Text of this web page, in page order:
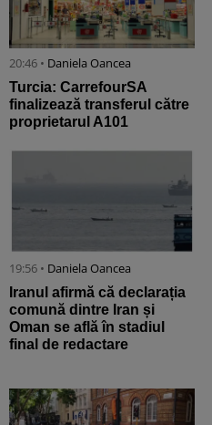
20:46 • Daniela Oancea
Turcia: CarrefourSA
finalizează transferul către
proprietarul A101
19:56 • Daniela Oancea
Iranul afirmă că declarația
comună dintre Iran și
Oman se află în stadiul
final de redactare